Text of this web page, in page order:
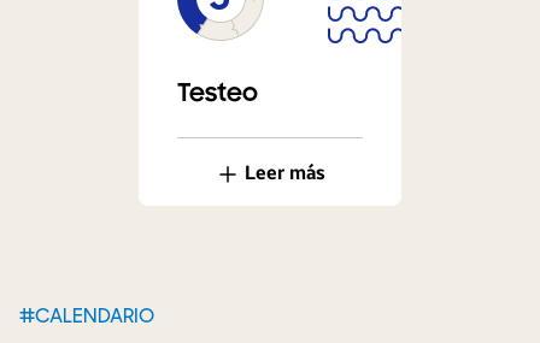
Testeo
Leer más
#CALENDARIO